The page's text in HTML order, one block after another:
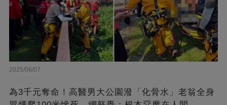
2025/06/07
為3千元奪命！高醫男大公園潑「化骨水」老翁全身